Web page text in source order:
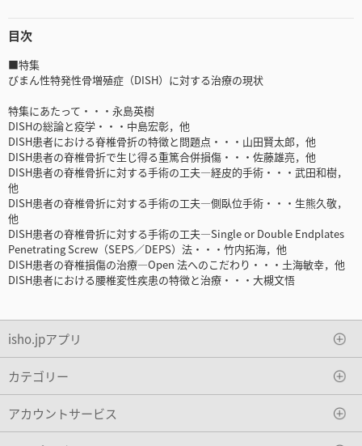
目次
■特集
びまん性特発性骨増殖症（DISH）に対する治療の現状
特集にあたって・・・永島英樹
DISHの総論と疫学・・・中島宏彰，他
DISH患者における脊椎骨折の特徴と問題点・・・山田賢太郎，他
DISH患者の脊椎骨折で生じ得る重篤合併損傷・・・佐藤雄亮，他
DISH患者の脊椎骨折に対する手術の工夫―経皮的手術・・・武田和樹，
他
DISH患者の脊椎骨折に対する手術の工夫―側臥位手術・・・生熊久敬，
他
DISH患者の脊椎骨折に対する手術の工夫―Single or Double Endplates
Penetrating Screw（SEPS／DEPS）法・・・竹内拓海，他
DISH患者の脊椎損傷の治療―Open 法へのこだわり・・・土海敏幸，他
DISH患者における腰椎変性疾患の特徴と治療・・・大槻文悟
isho.jpアプリ
カテゴリー
アカウントサービス